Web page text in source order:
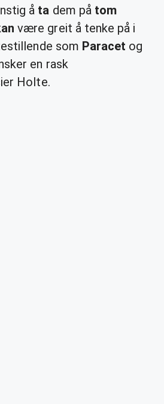
å ta dem på tom
være greit å tenke på i
som Paracet og
en rask
Holte.